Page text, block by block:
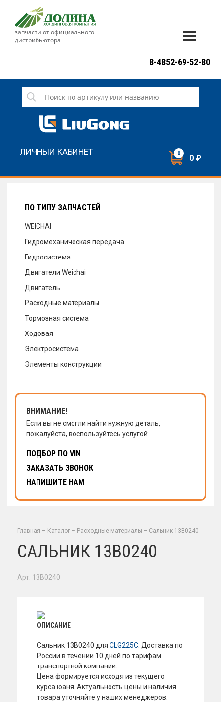
запчасти от официального
дистрибьютора
СЕРВИС
НОВОСТИ
8-4852-69-52-80
ЛИЧНЫЙ КАБИНЕТ 0 0 ₽
ПО ТИПУ ЗАПЧАСТЕЙ
WEICHAI
Гидромеханическая передача
Гидросистема
Двигатели Weichai
Двигатель
Расходные материалы
Тормозная система
Ходовая
Электросистема
Элементы конструкции
ВНИМАНИЕ!
Если вы не смогли найти нужную деталь,
пожалуйста, воспользуйтесь услугой:
ПОДБОР ПО VIN
ЗАКАЗАТЬ ЗВОНОК
НАПИШИТЕ НАМ
Главная – Каталог – Расходные материалы – Сальник 13B0240
САЛЬНИК 13B0240
Арт. 13B0240
ОПИСАНИЕ
Сальник 13B0240 для CLG225C . Доставка по
России в течении 10 дней по тарифам
транспортной компании.
Цена формируется исходя из текущего
курса юаня. Актуальность цены и наличия
товара уточняйте у наших менеджеров.